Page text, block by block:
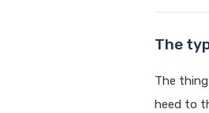
The
The
heed to